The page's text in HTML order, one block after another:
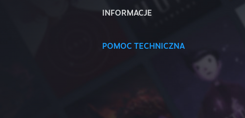
INFORMACJE
POMOC TECHNICZNA